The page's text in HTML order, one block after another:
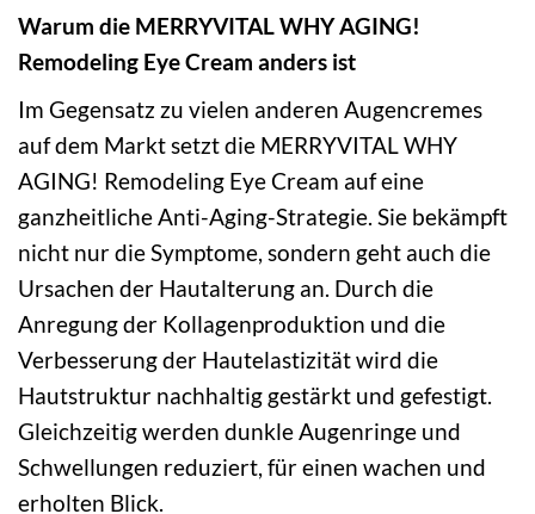
Warum die MERRYVITAL WHY AGING!
Remodeling Eye Cream anders ist
Im Gegensatz zu vielen anderen Augencremes
auf dem Markt setzt die MERRYVITAL WHY
AGING! Remodeling Eye Cream auf eine
ganzheitliche Anti-Aging-Strategie. Sie bekämpft
nicht nur die Symptome, sondern geht auch die
Ursachen der Hautalterung an. Durch die
Anregung der Kollagenproduktion und die
Verbesserung der Hautelastizität wird die
Hautstruktur nachhaltig gestärkt und gefestigt.
Gleichzeitig werden dunkle Augenringe und
Schwellungen reduziert, für einen wachen und
erholten Blick.